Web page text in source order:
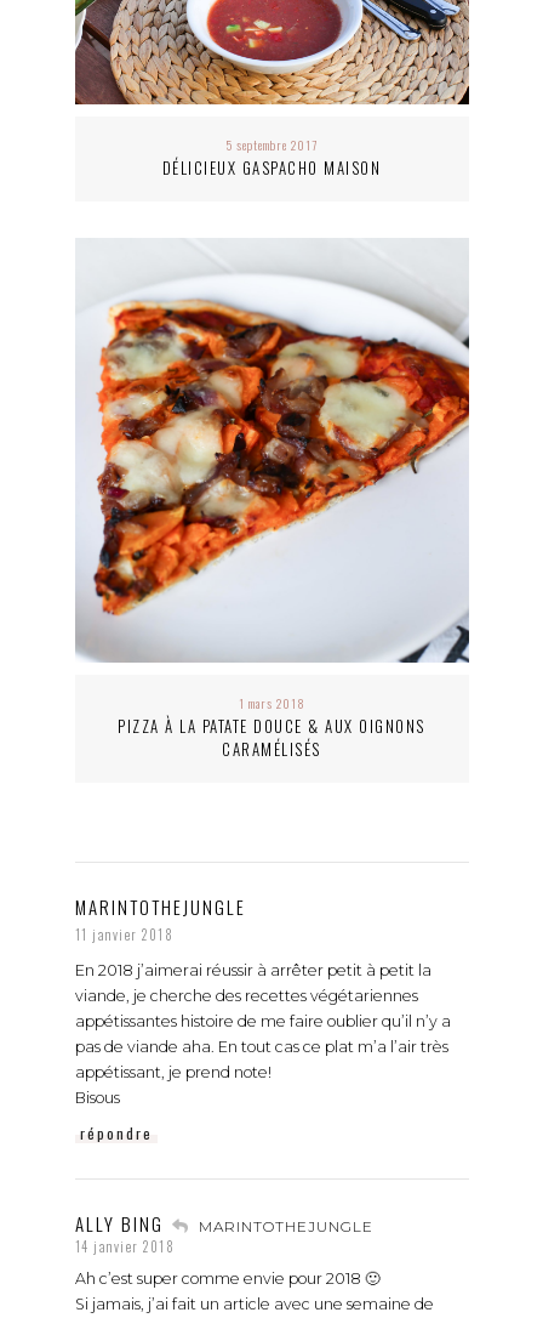
5 septembre 2017
DÉLICIEUX GASPACHO MAISON
1 mars 2018
PIZZA À LA PATATE DOUCE & AUX OIGNONS
CARAMÉLISÉS
MARINTOTHEJUNGLE
11 janvier 2018
En 2018 j’aimerai réussir à arrêter petit à petit la
viande, je cherche des recettes végétariennes
appétissantes histoire de me faire oublier qu’il n’y a
pas de viande aha. En tout cas ce plat m’a l’air très
appétissant, je prend note!
Bisous
répondre
ALLY BING MARINTOTHEJUNGLE
14 janvier 2018
Ah c’est super comme envie pour 2018 🙂
Si jamais, j’ai fait un article avec une semaine de